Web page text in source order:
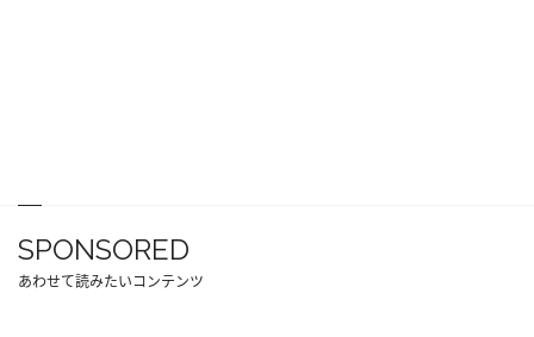
SPONSORED
あわせて読みたいコンテンツ